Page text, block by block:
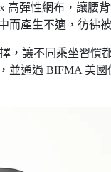
高彈性網布，讓腰
而產生不適，彷彿
，讓不同乘坐習慣
並通過 BIFMA 美